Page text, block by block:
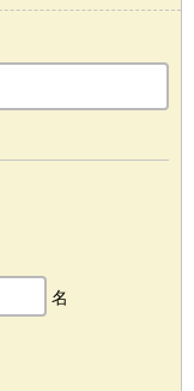
名